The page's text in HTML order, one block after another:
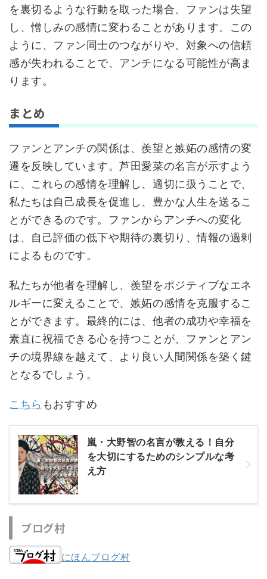
を裏切るような行動を取った場合、ファンは失望
し、憎しみの感情に変わることがあります。この
ように、ファン同士のつながりや、対象への信頼
感が失われることで、アンチになる可能性が高ま
ります。
まとめ
ファンとアンチの関係は、羨望と嫉妬の感情の変
遷を反映しています。芦田愛菜の名言が示すよう
に、これらの感情を理解し、適切に扱うことで、
私たちは自己成長を促進し、豊かな人生を送るこ
とができるのです。ファンからアンチへの変化
は、自己評価の低下や期待の裏切り、情報の過剰
によるものです。
私たちが他者を理解し、羨望をポジティブなエネ
ルギーに変えることで、嫉妬の感情を克服するこ
とができます。最終的には、他者の成功や幸福を
素直に祝福できる心を持つことが、ファンとアン
チの境界線を越えて、より良い人間関係を築く鍵
となるでしょう。
こちら もおすすめ
嵐・大野智の名言が教える！自分
を大切にするためのシンプルな考
え方
ブログ村
にほんブログ村